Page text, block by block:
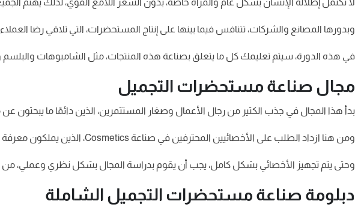
وبدورها المصانع والشركات، تتنافس فيما بينها على إنتاج المستحضرات، التي تلاقي رضا
في هذه الدورة، سيتم تعليمك كل ما يتعلق بصناعة هذه المنتجات، مثل الشامبوهات والبلسم
مجال صناعة مستحضرات التجميل
بدأ هذا المجال في جذب الكثير من رجال الأعمال وصغار المستثمرين، الذين دائمًا ما
ومن هنا ازداد الطلب على الأخصائيين المحترفين في صناعة Cosmetics، الذين يملكون معرفة علمية وخبرة عملية في تصنيع المنتجات المختلفة.
وحتى يتم تجهيز الأخصائي بشكل كامل، يجب أن يقوم بدراسة المجال بشكل نظري وعملي، من
دبلومة صناعة مستحضرات التجميل الشاملة